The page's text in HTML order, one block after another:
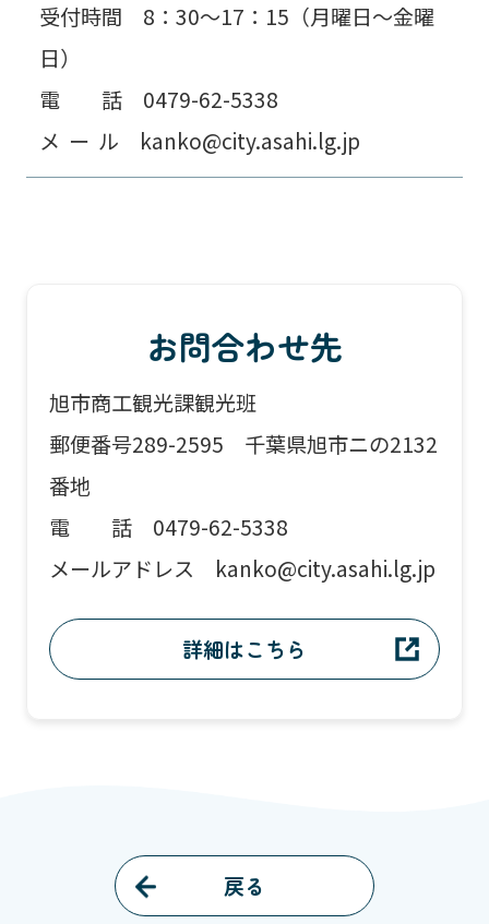
受付時間 8：30～17：15（月曜日～金曜
日）
電 話 0479-62-5338
メ ー ル kanko@city.asahi.lg.jp
お問合わせ先
旭市商工観光課観光班
郵便番号289-2595 千葉県旭市ニの2132
番地
電 話 0479-62-5338
メールアドレス kanko@city.asahi.lg.jp
詳細はこちら
戻る